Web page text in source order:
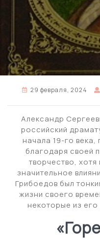
29 февраля, 2024
Александр
российский
начала 19-го
благодаря своей
творчество,
значительное
Грибоедов был
жизни своего
некоторые из его